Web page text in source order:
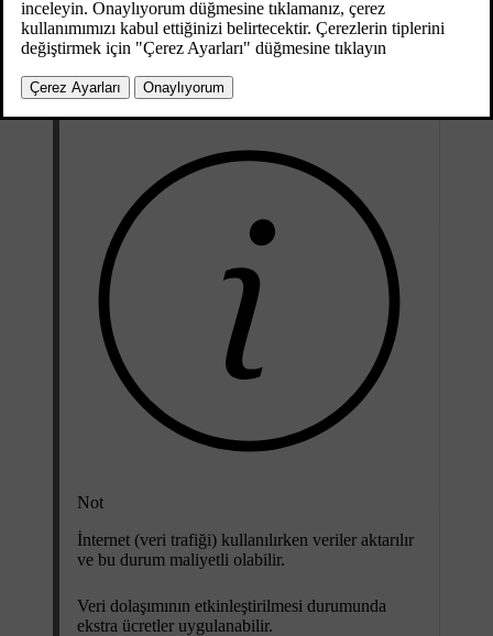
Araç kablosuz İnternete bağlandığında ekranın sağ üst köşesinde bir
symbolsembolü görüntülenir. Herhangi bir internet bağlantısı
mevcut değilse, bu durum konusunda ekranda bilgi verilecektir.
Not
İnternet (veri trafiği) kullanılırken veriler aktarılır
ve bu durum maliyetli olabilir.
Veri dolaşımının etkinleştirilmesi durumunda
ekstra ücretler uygulanabilir.